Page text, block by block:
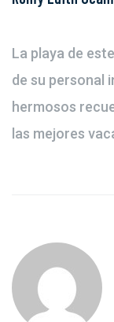
La playa de
de su personal
hermosos
las mejores